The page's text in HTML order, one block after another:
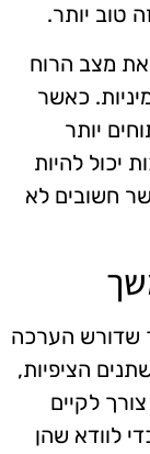
טוב יותר.
את מצב הרוח
כאשר
יותר
יכול להיות
חשובים לא
שדורש הערכה
הציפיות,
לקיים
לוודא שהן